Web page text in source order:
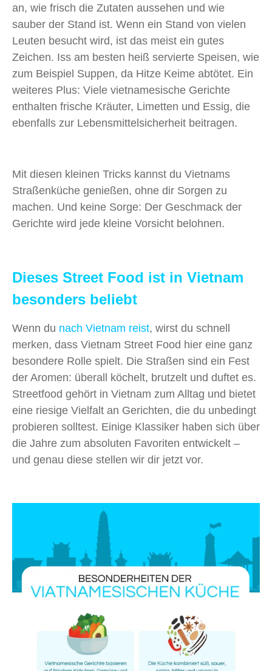
an, wie frisch die Zutaten aussehen und wie
sauber der Stand ist. Wenn ein Stand von vielen
Leuten besucht wird, ist das meist ein gutes
Zeichen. Iss am besten heiß servierte Speisen, wie
zum Beispiel Suppen, da Hitze Keime abtötet. Ein
weiteres Plus: Viele vietnamesische Gerichte
enthalten frische Kräuter, Limetten und Essig, die
ebenfalls zur Lebensmittelsicherheit beitragen.
Mit diesen kleinen Tricks kannst du Vietnams
Straßenküche genießen, ohne dir Sorgen zu
machen. Und keine Sorge: Der Geschmack der
Gerichte wird jede kleine Vorsicht belohnen.
Dieses Street Food ist in Vietnam
besonders beliebt
Wenn du nach Vietnam reist, wirst du schnell
merken, dass Vietnam Street Food hier eine ganz
besondere Rolle spielt. Die Straßen sind ein Fest
der Aromen: überall köchelt, brutzelt und duftet es.
Streetfood gehört in Vietnam zum Alltag und bietet
eine riesige Vielfalt an Gerichten, die du unbedingt
probieren solltest. Einige Klassiker haben sich über
die Jahre zum absoluten Favoriten entwickelt –
und genau diese stellen wir dir jetzt vor.